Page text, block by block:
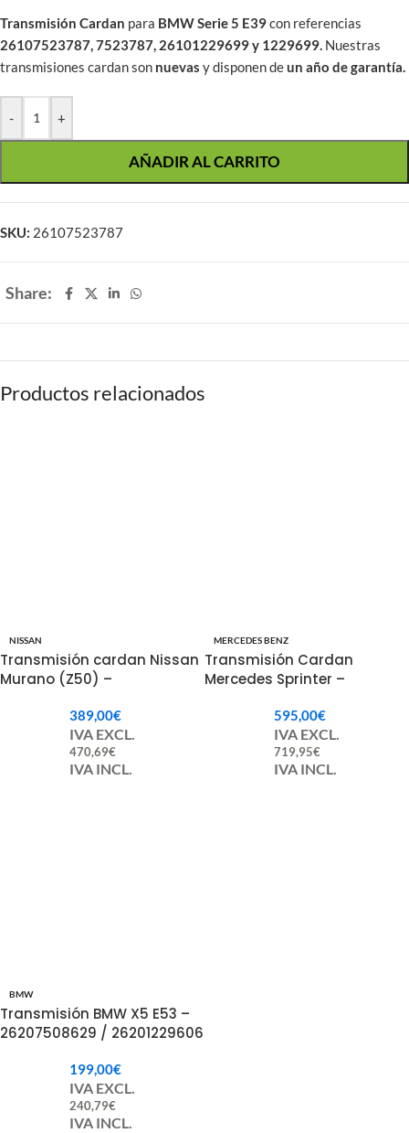
Transmisión Cardan para BMW Serie 5 E39con referencias
26107523787, 7523787, 26101229699 y 1229699. Nuestras
transmisiones cardan son nuevas y disponen deun año de garantía.
- +
AÑADIR AL CARRITO
SKU: 26107523787
Share:
Productos relacionados
NISSAN
Transmisión cardan Nissan
Murano (Z50) –
/ 37000-CB000 / 37000-
389,00€
IVA EXCL.
470,69€
IVA INCL.
MERCEDES BENZ
Transmisión Cardan
Mercedes Sprinter –
595,00€
IVA EXCL.
719,95€
IVA INCL.
BMW
Transmisión BMW X5 E53 –
26207508629 / 26201229606
199,00€
IVA EXCL.
240,79€
IVA INCL.